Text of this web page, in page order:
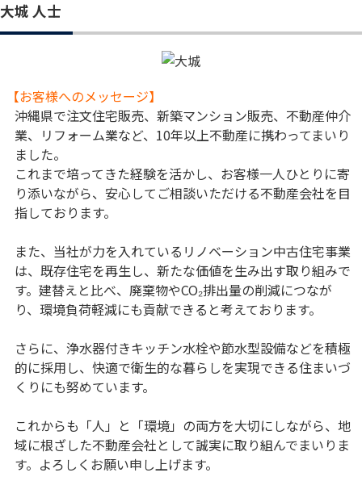
大城 人士
【お客様へのメッセージ】
沖縄県で注文住宅販売、新築マンション販売、不動産仲介
業、リフォーム業など、10年以上不動産に携わってまいり
ました。
これまで培ってきた経験を活かし、お客様一人ひとりに寄
り添いながら、安心してご相談いただける不動産会社を目
指しております。
また、当社が力を入れているリノベーション中古住宅事業
は、既存住宅を再生し、新たな価値を生み出す取り組みで
す。建替えと比べ、廃棄物やCO₂排出量の削減につなが
り、環境負荷軽減にも貢献できると考えております。
さらに、浄水器付きキッチン水栓や節水型設備などを積極
的に採用し、快適で衛生的な暮らしを実現できる住まいづ
くりにも努めています。
これからも「人」と「環境」の両方を大切にしながら、地
域に根ざした不動産会社として誠実に取り組んでまいりま
す。よろしくお願い申し上げます。